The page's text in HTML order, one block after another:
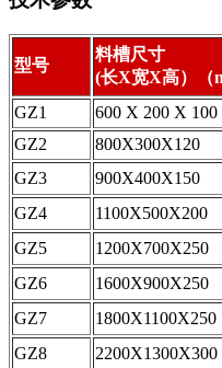
型号
料槽尺寸
(长X宽X高）（
GZ1
600 X 200 X 100
GZ2
800X300X120
GZ3
900X400X150
GZ4
1100X500X200
GZ5
1200X700X250
GZ6
1600X900X250
GZ7
1800X1100X250
GZ8
2200X1300X300